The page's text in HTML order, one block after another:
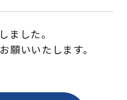
ました。
願いいたします。